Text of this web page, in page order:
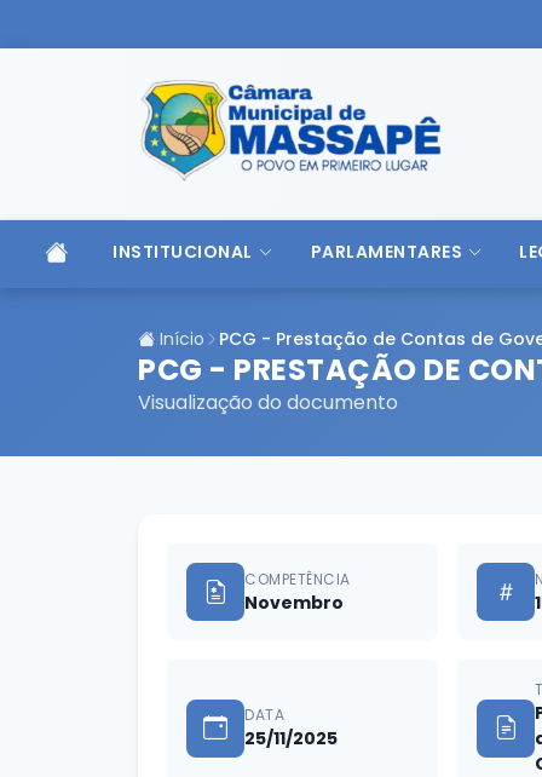
INSTITUCIONAL PARLAMENTARES
Início PCG - Prestação de Contas de
PCG - PRESTAÇÃO DE
Visualização do documento
COMPETÊNCIA
Novembro
DATA
25/11/2025